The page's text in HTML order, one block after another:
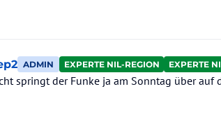
ADMIN EXPERTE NIL-REGION EXPERTE
springt der Funke ja am Sonntag über auf